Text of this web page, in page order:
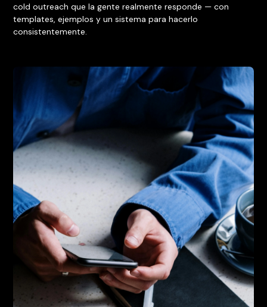
cold outreach que la gente realmente responde — con
templates, ejemplos y un sistema para hacerlo
consistentemente.